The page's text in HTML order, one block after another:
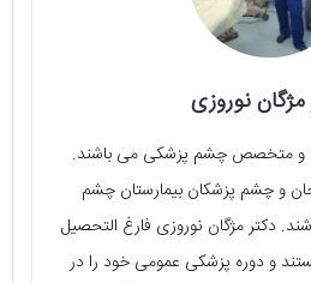
مژگان نوروزی
و متخصص چشم پزشکی می باشند.
و چشم پزشکان بیمارستان چشم
دکتر مژگان نوروزی فارغ التحصیل
و دوره پزشکی عمومی خود را در